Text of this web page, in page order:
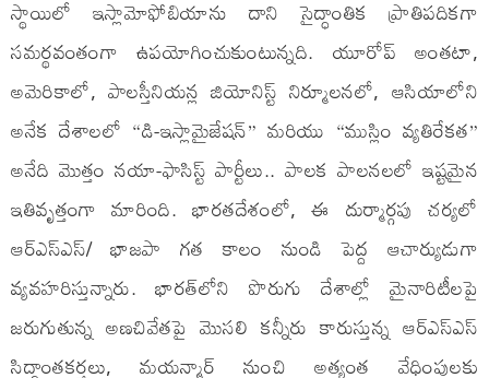
స్థాయిలో ఇస్లామోఫోబియాను దాని సైద్ధాంతిక ప్రాతిపదికగా
సమర్థవంతంగా ఉపయోగించుకుంటున్నది. యూరోప్ అంతటా,
అమెరికాలో, పాలస్తీనియన్ల జియోనిస్ట్ నిర్మూలనలో, ఆసియాలోని
అనేక దేశాలలో “డి-ఇస్లామైజేషన్” మరియు “ముస్లిం వ్యతిరేకత”
అనేది మొత్తం నయా-ఫాసిస్ట్ పార్టీలు.. పాలక పాలనలలో ఇష్టమైన
ఇతివృత్తంగా మారింది. భారతదేశంలో, ఈ దుర్మార్గపు చర్యలో
ఆర్ఎస్ఎస్/ భాజపా గత కాలం నుండి పెద్ద ఆచార్యుడుగా
వ్యవహరిస్తున్నారు. భారత్‌లోని పొరుగు దేశాల్లో మైనారిటీలపై
జరుగుతున్న అణచివేతపై మొసలి కన్నీరు కారుస్తున్న ఆర్‌ఎస్‌ఎస్
సిద్ధాంతకర్తలు, మయన్మార్‌ నుంచి అత్యంత వేధింపులకు